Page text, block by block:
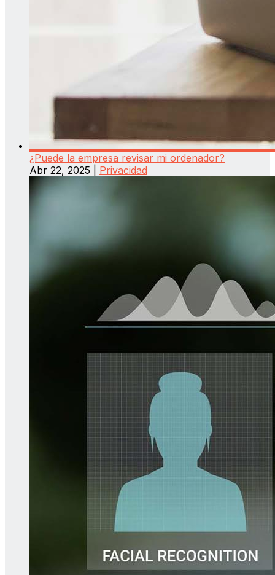
¿Puede la empresa revisar mi ordenador?
Abr 22, 2025
Privacidad